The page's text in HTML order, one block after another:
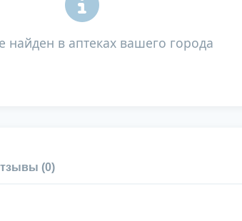
найден в аптеках вашего города
(0)